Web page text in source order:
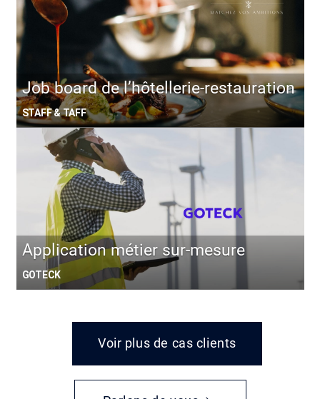
Job board de l’hôtellerie-restauration
STAFF & TAFF
Application métier sur-mesure
GOTECK
Voir plus de cas clients